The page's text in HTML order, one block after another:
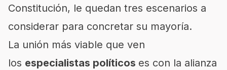
Constitución, le quedan tres escenarios a
considerar para concretar su mayoría.
La unión más viable que ven
los especialistas políticos es con la alianza